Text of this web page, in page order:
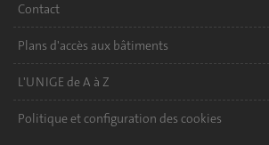
Contact
Plans d'accès aux bâtiments
L'UNIGE de A à Z
Politique et configuration des cookies